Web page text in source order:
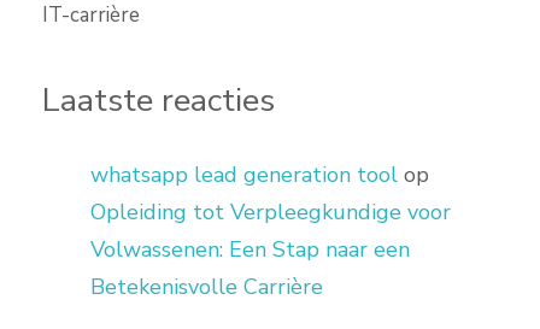
IT-carrière
Laatste reacties
whatsapp lead generation tool op
Opleiding tot Verpleegkundige voor
Volwassenen: Een Stap naar een
Betekenisvolle Carrière